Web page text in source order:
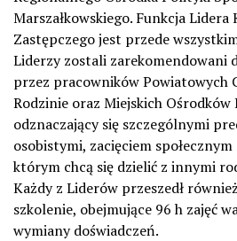
Marszałkowskiego. Funkcja Lidera
Zastępczego jest przede
Liderzy zostali zarekomendowani
przez pracowników Powiatowych
Rodzinie oraz Miejskich Ośrodków
odznaczający się szczególnymi
osobistymi, zacięciem
którym chcą się dzielić z innymi
Każdy z Liderów przeszedł
szkolenie, obejmujące 96 h zajęć
wymiany doświadczeń.